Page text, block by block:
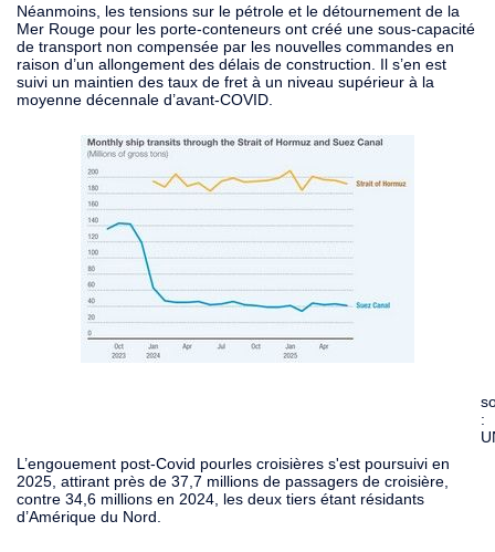
Néanmoins, les tensions sur le pétrole et le détournement de la
Mer Rouge pour les porte-conteneurs ont créé une sous-capacité
de transport non compensée par les nouvelles commandes en
raison d’un allongement des délais de construction. Il s’en est
suivi un maintien des taux de fret à un niveau supérieur à la
moyenne décennale d’avant-COVID.
:
L’engouement post-Covid pourles croisières s'est poursuivi en
2025, attirant près de 37,7 millions de passagers de croisière,
contre 34,6 millions en 2024, les deux tiers étant résidants
d’Amérique du Nord.